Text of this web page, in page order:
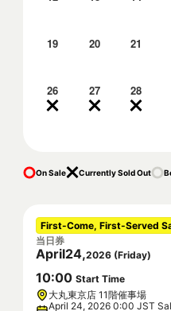
19 20 21
26 27 28
On Sale Currently Sold Out
First-Come, First-Served
当日券
April24,2026 (Friday)
10:00 Start Time
大丸東京店 11階催事場
April 24, 2026 0:00 JST